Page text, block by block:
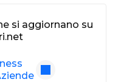
si aggiornano su